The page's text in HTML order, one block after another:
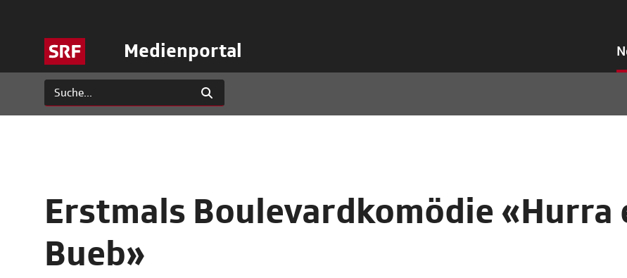
Medienportal
Erstmals Boulevardkomödie «Hurra
Bueb»